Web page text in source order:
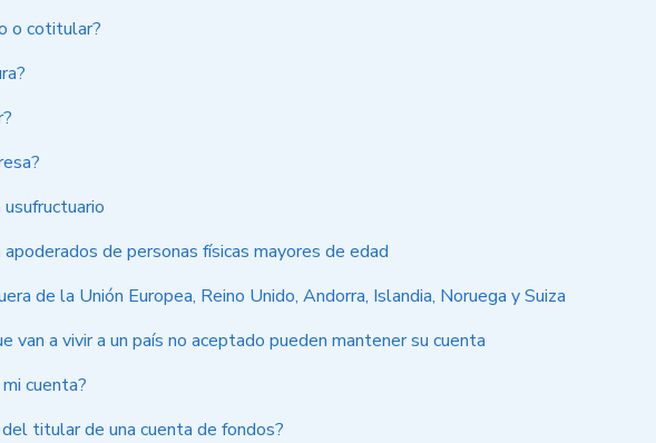
o cotitular?
de personas físicas mayores de edad
de la Unión Europea, Reino Unido, Andorra, Islandia, Noruega y Suiza
van a vivir a un país no aceptado pueden mantener su cuenta
cuenta?
titular de una cuenta de fondos?